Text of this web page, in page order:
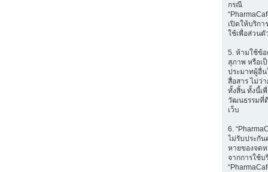
กรณี
เปิดให้บริกา
ใช้เพื่อส่วนตั
5. ห้ามใช้ข้
สุภาพ หรือเ
ประมาทผู้อื่น
สื่อสาร ไม่ว่
ทั้งสิ้น ทั้งนี้เ
วัฒนธรรมที่
เว็บ
6.
ไม่รับประกัน
หายของจด
จากการใช้บ